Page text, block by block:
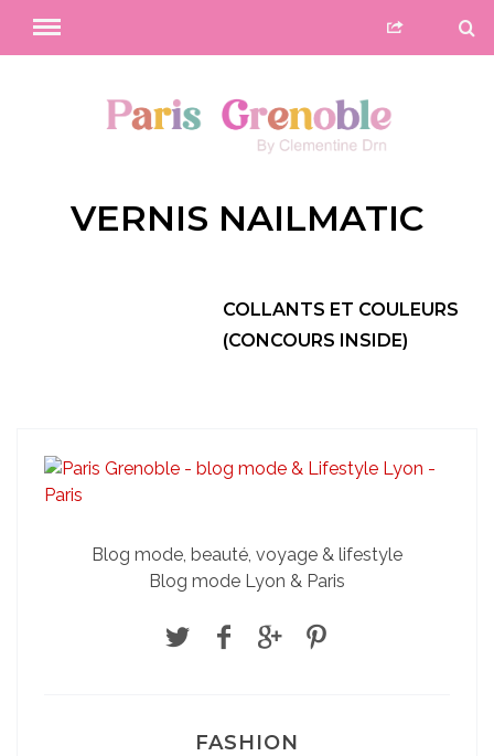
VERNIS NAILMATIC
COLLANTS ET COULEURS
(CONCOURS INSIDE)
Blog mode, beauté, voyage & lifestyle
Blog mode Lyon & Paris
FASHION